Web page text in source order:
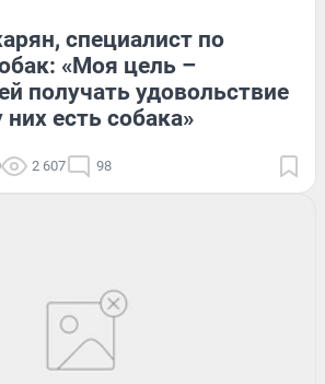
специалист по
«Моя цель –
получать удовольствие
них есть собака»
2 607 98